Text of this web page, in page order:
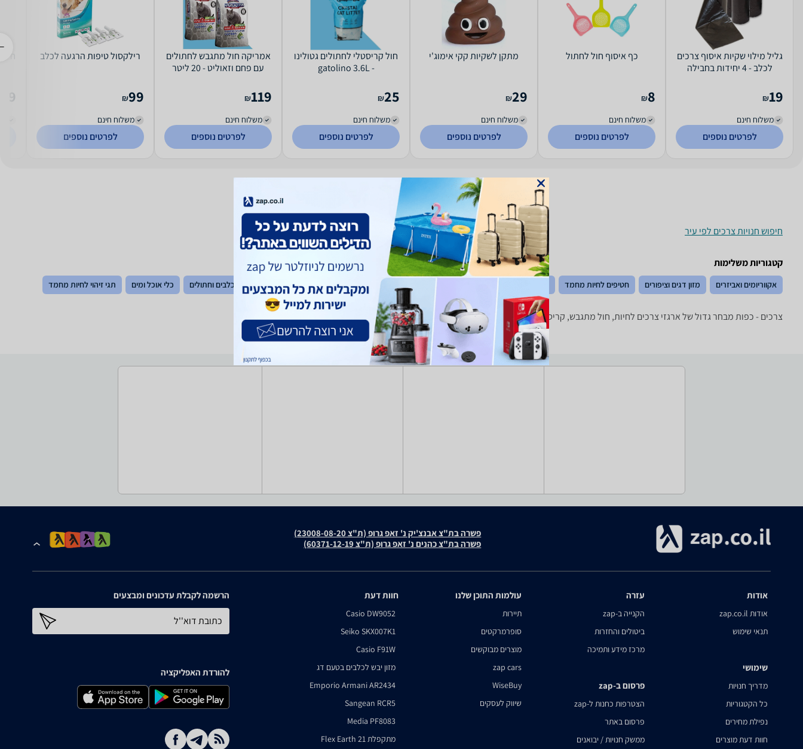
גליל מילוי שקיות איסוף צרכים
לכלב - 4 יחידות בחבילה
19
₪
משלוח חינם
לפרטים נוספים
כף איסוף חול לחתול
8
₪
משלוח חינם
לפרטים נוספים
מתקן לשקיות קקי אימוג'י
29
₪
משלוח חינם
לפרטים נוספים
חול קריסטלי לחתולים גטולינו
- gatolino 3.6L
25
₪
משלוח חינם
לפרטים נוספים
אמריקה חול מתגבש לחתולים
עם פחם וזאוליט - 20 ליטר
119
₪
משלוח חינם
לפרטים נוספים
רילקסול טיפות הרגעה לכלב
99
₪
משלוח חינם
לפרטים נוספים
99
חיפוש חנויות צרכים לפי עיר
קטגוריות משלימות
אקווריומים ואביזרים מזון דגים וציפורים חטיפים לחיות מחמד רצועות, קולרים ורתמות מוצרי טיפוח לחיות מזון כלבים וחתולים כלי אוכל ומים תגי זיהוי לחיות מחמד
צרכים - ‏כפות מבחר גדול של ארגזי צרכים לחיות, חול מתגבש, קריסטלים, כפות ניקוי, מוצרי נטרול ריח ועוד.
פשרה בת"צ אבנצ'יק נ' זאפ גרופ (ת"צ 23008-08-20)
פשרה בת"צ כהנים נ' זאפ גרופ (ת"צ 60371-12-19)
אודות
אודות zap.co.il
תנאי שימוש
שימושי
מדריך חנויות
כל הקטגוריות
נפילת מחירים
חוות דעת מוצרים
עזרה
הקנייה ב-zap
ביטולים והחזרות
מרכז מידע ותמיכה
פרסום ב-zap
הצטרפות כחנות ל-zap
פרסום באתר
ממשק חנויות / יבואנים
עולמות התוכן שלנו
תיירות
סופרמרקטים
מוצרים מבוקשים
zap cars
WiseBuy
שיווק לעסקים
חוות דעת
Casio DW9052
Seiko SKX007K1
Casio F91W
מזון יבש לכלבים בטעם דג
Emporio Armani AR2434
Sangean RCR5
Media PF8083
מתקפלת Flex Earth 21
הרשמה לקבלת עדכונים ומבצעים
כתובת דוא''ל
להורדת האפליקציה